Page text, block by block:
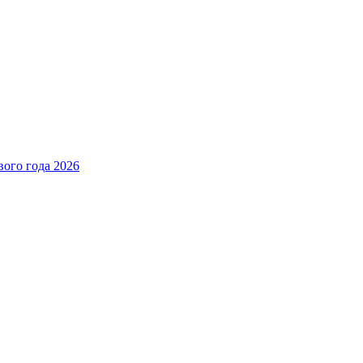
года 2026